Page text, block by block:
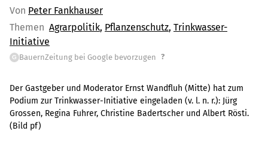
Von Peter Fankhauser
Themen Agrarpolitik Pflanzenschutz Trinkwasser-
Initiative
G BauernZeitung bei Google bevorzugen ?
Der Gastgeber und Moderator Ernst Wandfluh (Mitte) hat zum
Podium zur Trinkwasser-Initiative eingeladen (v. l. n. r.): Jürg
Grossen, Regina Fuhrer, Christine Badertscher und Albert Rösti.
(Bild pf)